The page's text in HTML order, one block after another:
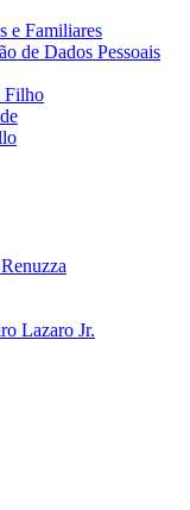
e Familiares
de Dados Pessoais
Filho
Lazaro Jr.